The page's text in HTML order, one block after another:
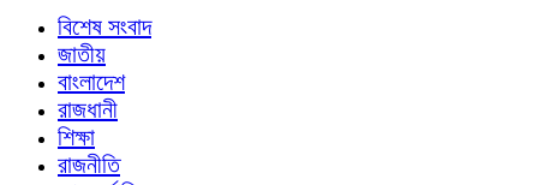
বিশেষ সংবাদ
জাতীয়
বাংলাদেশ
রাজধানী
শিক্ষা
রাজনীতি